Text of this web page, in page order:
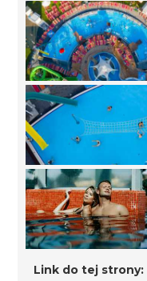
Link do tej strony: